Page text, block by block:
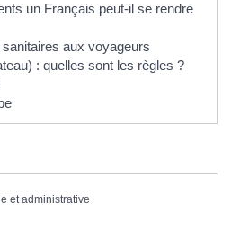
un Français peut-il se rendre
aux voyageurs
: quelles sont les règles ?
et administrative